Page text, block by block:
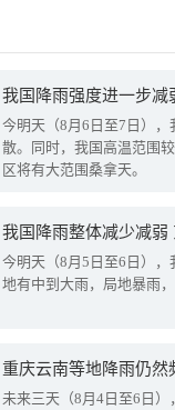
今明天（8月6日至7日）
散。同时，我国高温范围
区将有大范围桑拿天。
我国降雨整体减少减弱
今明天（8月5日至6日）
地有中到大雨，局地暴雨
重庆云南等地降雨仍然
未来三天（8月4日至6日